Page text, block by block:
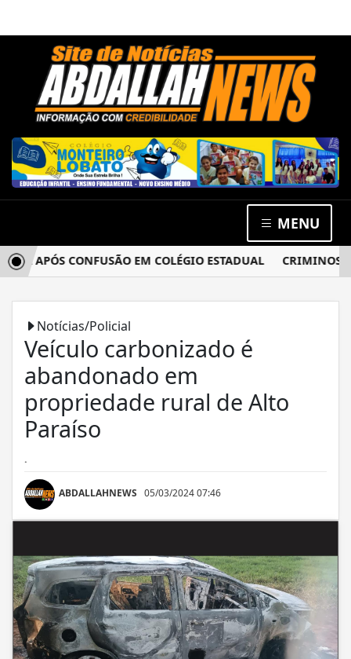
MENU
APÓS CONFUSÃO EM COLÉGIO ESTADUAL CRIMINOSOS
Notícias/Policial
Veículo carbonizado é
abandonado em
propriedade rural de Alto
Paraíso
.
ABDALLAHNEWS 05/03/2024 07:46